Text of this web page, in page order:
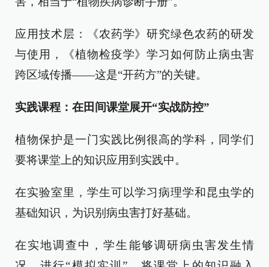
应用技术层：《农药学》研究绿色农药的研发
与使用，《植物检疫学》学习如何防止病虫害
跨区域传播——这是“开药方”的关键。
实践课程：在田间课堂展开“实战防控”
植物保护是一门实践比例很高的学科，同学们
要将课堂上的知识应用到实践中。
在实验室里，学生可以学习病理学和昆虫学的
基础知识，为识别病虫害打好基础。
在实地调查中，学生能够调研病虫害发生情